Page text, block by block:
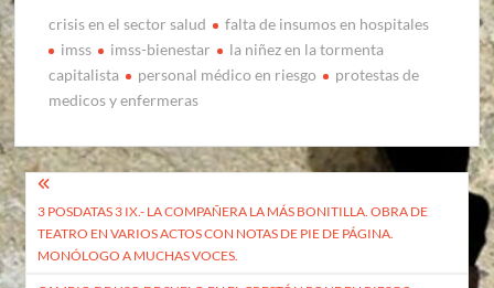
crisis en el sector salud
falta de insumos en hospitales
imss
imss-bienestar
la niñez en la tormenta
capitalista
personal médico en riesgo
protestas de
medicos y enfermeras
Navegación
de
entradas
3 POSDATAS 3 IX.- LA COMPAÑERA LA MÁS BONITILLA. OBRA DE
TEATRO EN VARIOS ACTOS CON NOTAS DE PIE DE PÁGINA.
MONÓLOGO A MUCHAS VOCES.